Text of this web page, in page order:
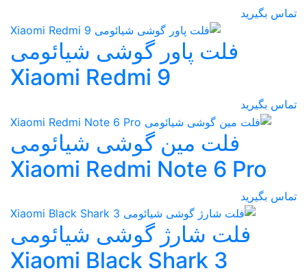
تماس بگیرید
فلت پاور گوشی شیائومی
Xiaomi Redmi 9
تماس بگیرید
فلت مین گوشی شیائومی
Xiaomi Redmi Note 6 Pro
تماس بگیرید
فلت شارژ گوشی شیائومی
Xiaomi Black Shark 3